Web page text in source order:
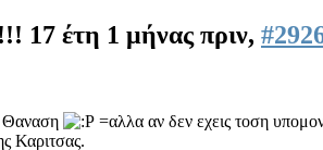
17 έτη 1 μήνας πριν,
Θαναση =αλλα αν δεν εχεις τοση
Καριτσας.